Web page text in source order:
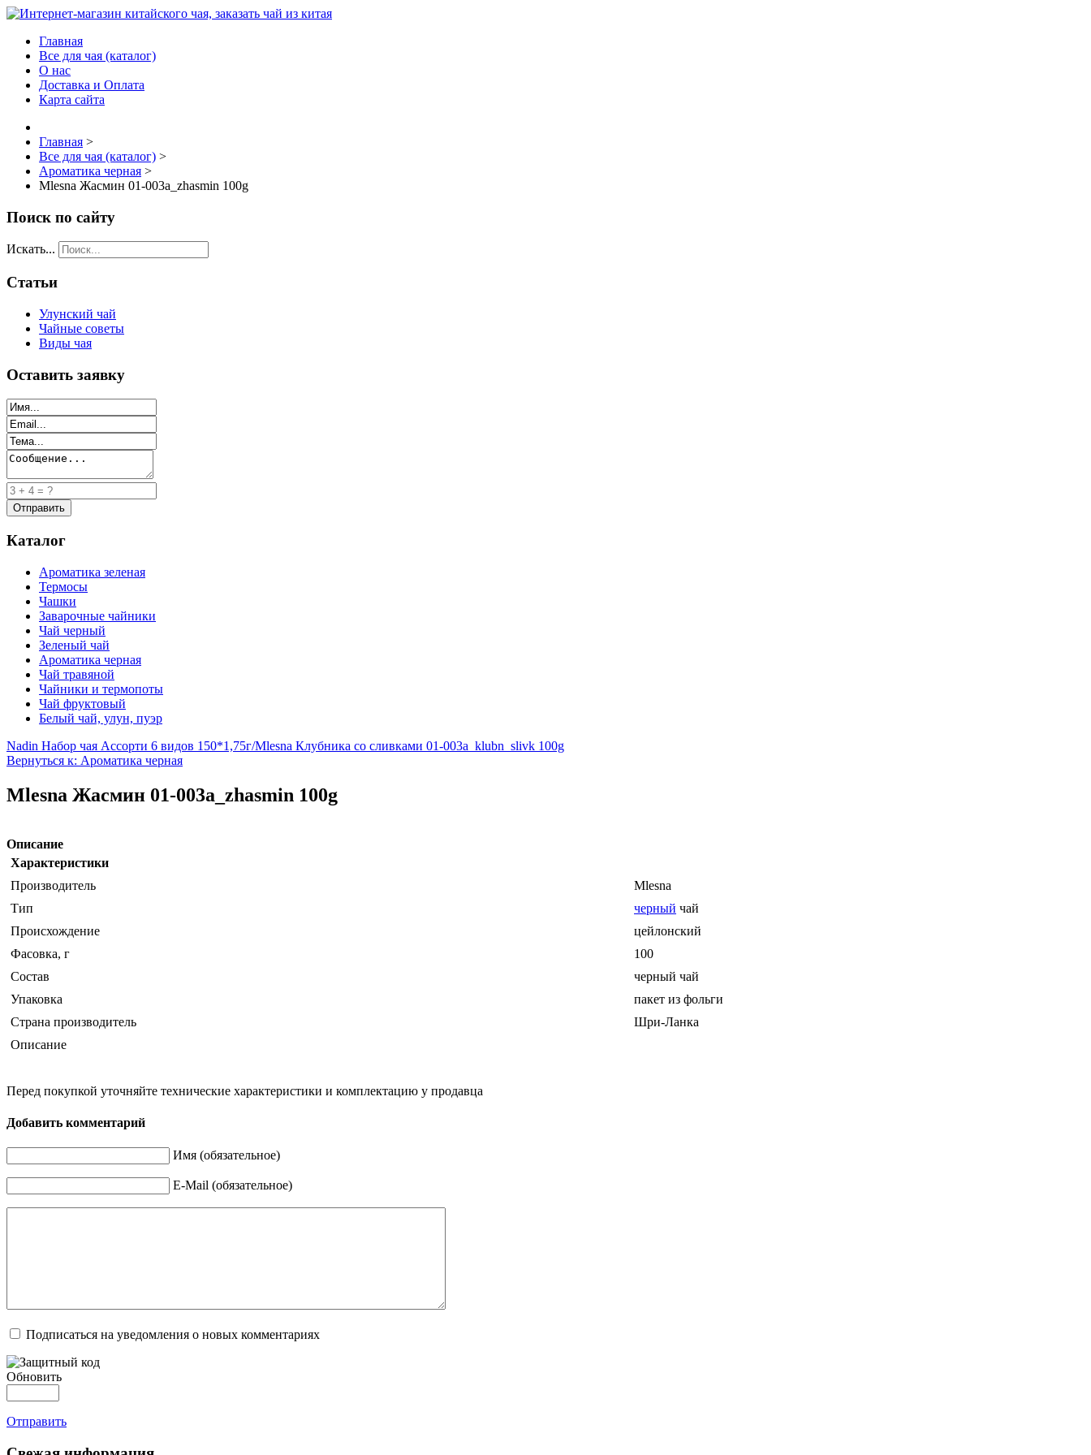
Главная
Все для чая (каталог)
О нас
Доставка и Оплата
Карта сайта
Главная >
Все для чая (каталог) >
Ароматика черная >
Mlesna Жасмин 01-003а_zhasmin 100g
Поиск по сайту
Искать...
Статьи
Улунский чай
Чайные советы
Виды чая
Оставить заявку
Каталог
Ароматика зеленая
Термосы
Чашки
Заварочные чайники
Чай черный
Зеленый чай
Ароматика черная
Чай травяной
Чайники и термопоты
Чай фруктовый
Белый чай, улун, пуэр
Nadin Набор чая Ассорти 6 видов 150*1,75г/Mlesna Клубника со сливками 01-003а_klubn_slivk 100g
Вернуться к: Ароматика черная
Mlesna Жасмин 01-003а_zhasmin 100g
Описание
Характеристики
Производитель
Mlesna
Тип
черный чай
Происхождение
цейлонский
Фасовка, г
100
Состав
черный чай
Упаковка
пакет из фольги
Страна производитель
Шри-Ланка
Описание
Перед покупкой уточняйте технические характеристики и комплектацию у продавца
Добавить комментарий
Имя (обязательное)
E-Mail (обязательное)
Подписаться на уведомления о новых комментариях
Обновить
Отправить